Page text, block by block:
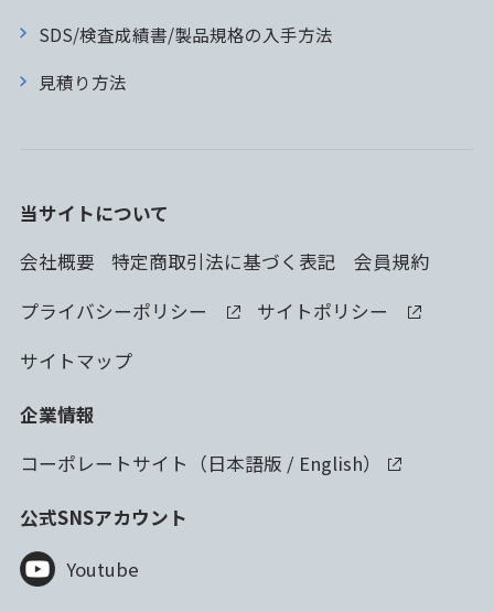
SDS/検査成績書/製品規格の入手方法
見積り方法
当サイトについて
会社概要
特定商取引法に基づく表記
会員規約
プライバシーポリシー
サイトポリシー
サイトマップ
企業情報
コーポレートサイト（日本語版 / English）
公式SNSアカウント
Youtube